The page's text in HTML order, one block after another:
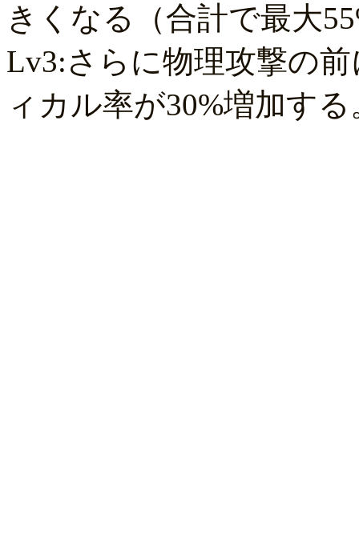
きくなる（合計で最大
Lv3:さらに物理攻撃の
ィカル率が30%増加する